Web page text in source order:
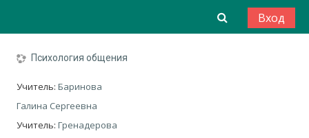
Изменить
Вход
Психология общения
Учитель:Баринова
Галина Сергеевна
Учитель:Гренадерова